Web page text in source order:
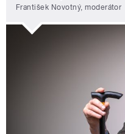
František Novotný, moderátor